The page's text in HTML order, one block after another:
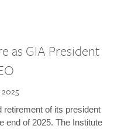
as GIA President
retirement of its president
end of 2025. The Institute